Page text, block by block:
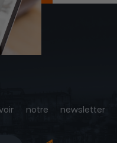
notre newsletter